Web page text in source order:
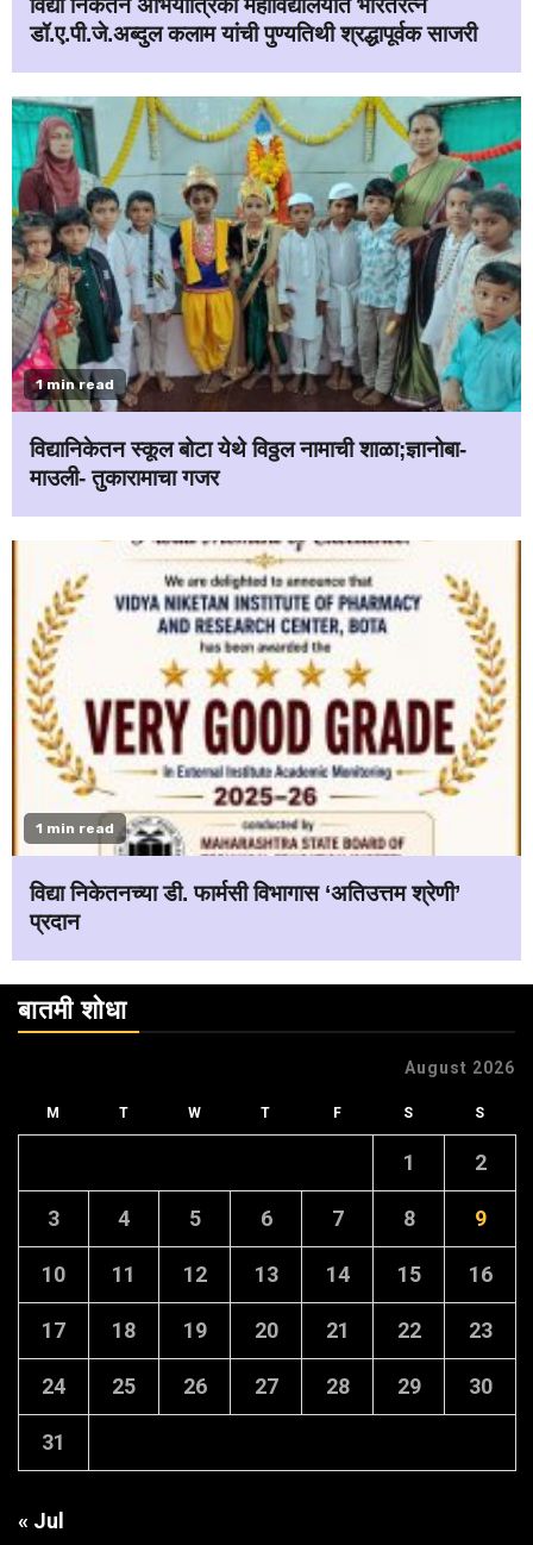
विद्या निकेतन अभियांत्रिकी महाविद्यालयात भारतरत्न
डॉ.ए.पी.जे.अब्दुल कलाम यांची पुण्यतिथी श्रद्धापूर्वक साजरी
1 min read
विद्यानिकेतन स्कूल बोटा येथे विठ्ठल नामाची शाळा;ज्ञानोबा-
माउली- तुकारामाचा गजर
1 min read
विद्या निकेतनच्या डी. फार्मसी विभागास ‘अतिउत्तम श्रेणी’
प्रदान
बातमी शोधा
August 2026
M T W T F S S
1 2
3 4 5 6 7 8 9
10 11 12 13 14 15 16
17 18 19 20 21 22 23
24 25 26 27 28 29 30
31
« Jul